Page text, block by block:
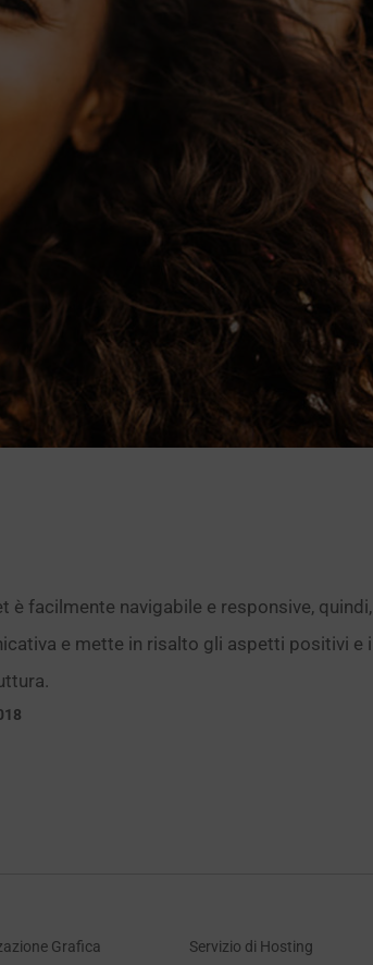
è facilmente navigabile e responsive, quindi,
e mette in risalto gli aspetti positivi e i
Grafica Servizio di Hosting